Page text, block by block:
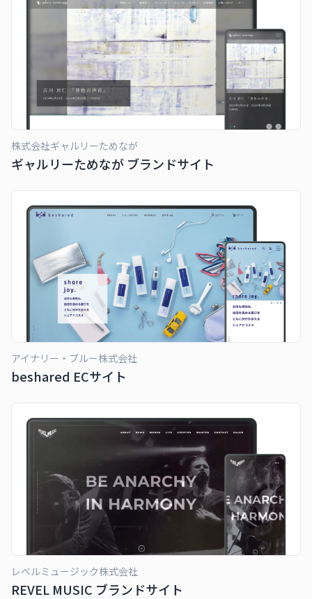
ギャルリーためなが ブランドサイト
株式会社ギャルリーためなが
beshared ECサイト
アイナリー・ブルー株式会社
REVEL MUSIC ブランドサイト
レベルミュージック株式会社